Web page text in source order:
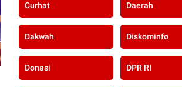
Curhat Daerah
Dakwah Diskominfo
Donasi DPR RI